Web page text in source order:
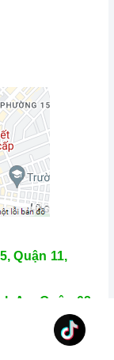
Quận 11,
An, Quận 02,